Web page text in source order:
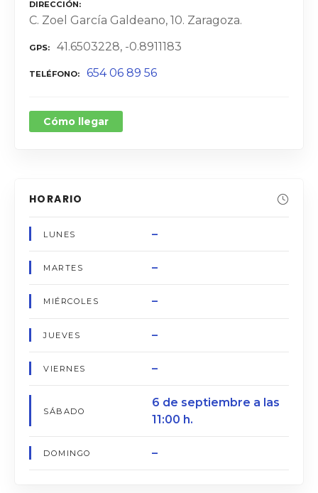
DIRECCIÓN
C. Zoel García Galdeano, 10. Zaragoza.
GPS 41.6503228, -0.8911183
TELÉFONO 654 06 89 56
Cómo llegar
HORARIO
LUNES –
MARTES –
MIÉRCOLES –
JUEVES –
VIERNES –
SÁBADO
6 de septiembre a las
11:00 h.
DOMINGO –